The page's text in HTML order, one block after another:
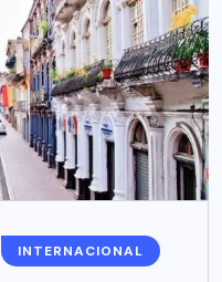
INTERNACIONAL